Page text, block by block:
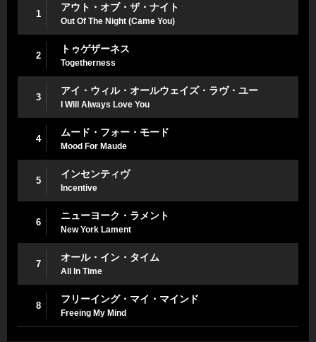
1
アウト・オブ・ザ・ナイト
Out Of The Night (Came You)
2
トゥゲザーネス
Togetherness
3
アイ・ウィル・オールウェイズ・ラヴ・ユー
I Will Always Love You
4
ムード・フォー・モード
Mood For Maude
5
インセンティヴ
Incentive
6
ニューヨーク・ラメント
New York Lament
7
オール・イン・タイム
All In Time
8
フリーイング・マイ・マインド
Freeing My Mind